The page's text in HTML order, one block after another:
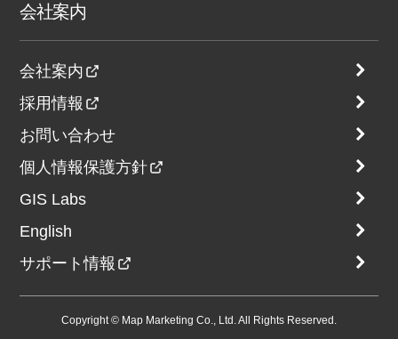
会社案内
会社案内
採用情報
お問い合わせ
個人情報保護方針
GIS Labs
English
サポート情報
Copyright © Map Marketing Co., Ltd. All Rights Reserved.